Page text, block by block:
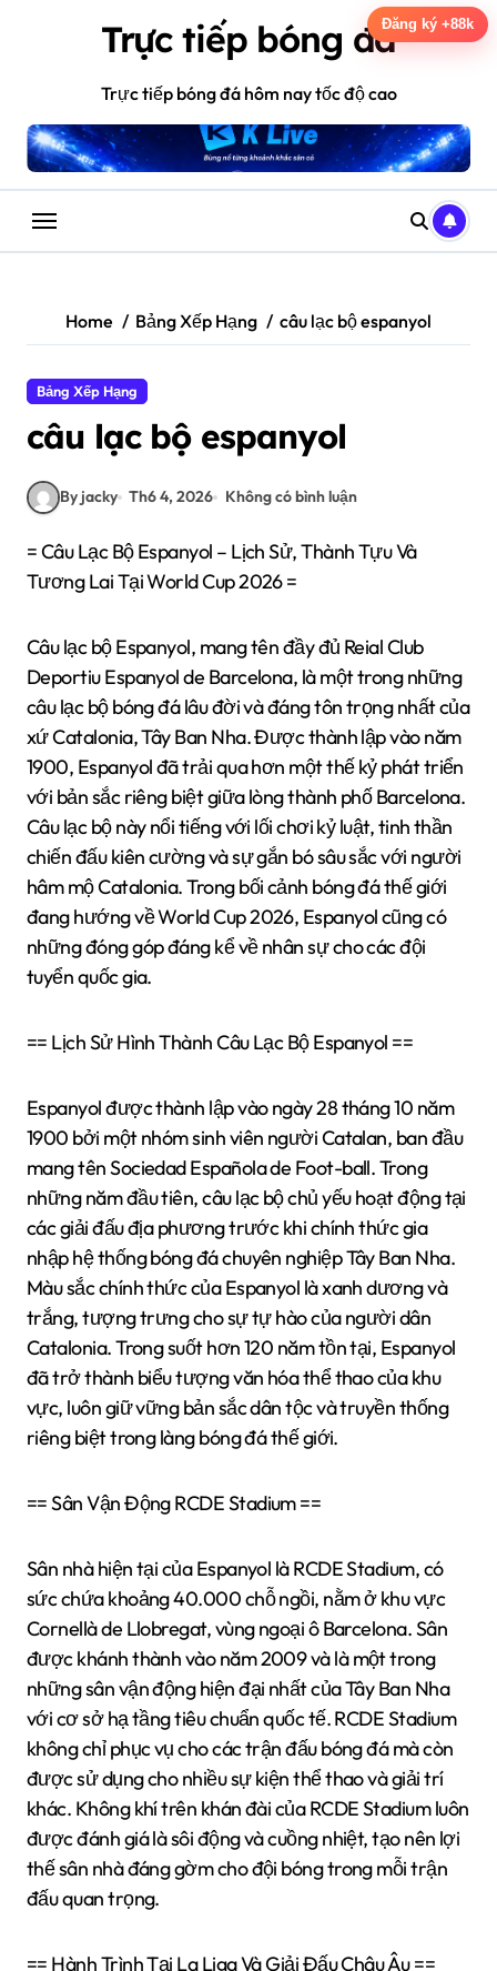
Trực tiếp bóng đá
Trực tiếp bóng đá hôm nay tốc độ cao
Home Bảng Xếp Hạng câu lạc bộ espanyol
Bảng Xếp Hạng
câu lạc bộ espanyol
By jacky Th6 4, 2026 Không có bình luận
= Câu Lạc Bộ Espanyol – Lịch Sử, Thành Tựu Và
Tương Lai Tại World Cup 2026 =
Câu lạc bộ Espanyol, mang tên đầy đủ Reial Club
Deportiu Espanyol de Barcelona, là một trong những
câu lạc bộ bóng đá lâu đời và đáng tôn trọng nhất của
xứ Catalonia, Tây Ban Nha. Được thành lập vào năm
1900, Espanyol đã trải qua hơn một thế kỷ phát triển
với bản sắc riêng biệt giữa lòng thành phố Barcelona.
Câu lạc bộ này nổi tiếng với lối chơi kỷ luật, tinh thần
chiến đấu kiên cường và sự gắn bó sâu sắc với người
hâm mộ Catalonia. Trong bối cảnh bóng đá thế giới
đang hướng về World Cup 2026, Espanyol cũng có
những đóng góp đáng kể về nhân sự cho các đội
tuyển quốc gia.
== Lịch Sử Hình Thành Câu Lạc Bộ Espanyol ==
Espanyol được thành lập vào ngày 28 tháng 10 năm
1900 bởi một nhóm sinh viên người Catalan, ban đầu
mang tên Sociedad Española de Foot-ball. Trong
những năm đầu tiên, câu lạc bộ chủ yếu hoạt động tại
các giải đấu địa phương trước khi chính thức gia
nhập hệ thống bóng đá chuyên nghiệp Tây Ban Nha.
Màu sắc chính thức của Espanyol là xanh dương và
trắng, tượng trưng cho sự tự hào của người dân
Catalonia. Trong suốt hơn 120 năm tồn tại, Espanyol
đã trở thành biểu tượng văn hóa thể thao của khu
vực, luôn giữ vững bản sắc dân tộc và truyền thống
riêng biệt trong làng bóng đá thế giới.
== Sân Vận Động RCDE Stadium ==
Sân nhà hiện tại của Espanyol là RCDE Stadium, có
sức chứa khoảng 40.000 chỗ ngồi, nằm ở khu vực
Cornellà de Llobregat, vùng ngoại ô Barcelona. Sân
được khánh thành vào năm 2009 và là một trong
những sân vận động hiện đại nhất của Tây Ban Nha
với cơ sở hạ tầng tiêu chuẩn quốc tế. RCDE Stadium
không chỉ phục vụ cho các trận đấu bóng đá mà còn
được sử dụng cho nhiều sự kiện thể thao và giải trí
khác. Không khí trên khán đài của RCDE Stadium luôn
được đánh giá là sôi động và cuồng nhiệt, tạo nên lợi
thế sân nhà đáng gờm cho đội bóng trong mỗi trận
đấu quan trọng.
== Hành Trình Tại La Liga Và Giải Đấu Châu Âu ==
Đăng ký +88k